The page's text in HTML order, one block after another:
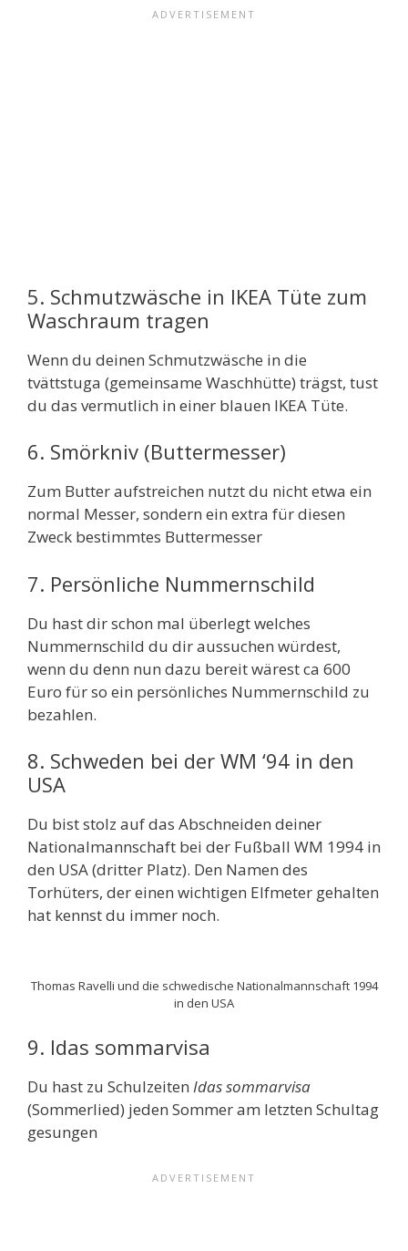
5. Schmutzwäsche in IKEA Tüte zum
Waschraum tragen
Wenn du deinen Schmutzwäsche in die
tvättstuga (gemeinsame Waschhütte) trägst, tust
du das vermutlich in einer blauen IKEA Tüte.
6. Smörkniv (Buttermesser)
Zum Butter aufstreichen nutzt du nicht etwa ein
normal Messer, sondern ein extra für diesen
Zweck bestimmtes Buttermesser
7. Persönliche Nummernschild
Du hast dir schon mal überlegt welches
Nummernschild du dir aussuchen würdest,
wenn du denn nun dazu bereit wärest ca 600
Euro für so ein persönliches Nummernschild zu
bezahlen.
8. Schweden bei der WM ‘94 in den
USA
Du bist stolz auf das Abschneiden deiner
Nationalmannschaft bei der Fußball WM 1994 in
den USA (dritter Platz). Den Namen des
Torhüters, der einen wichtigen Elfmeter gehalten
hat kennst du immer noch.
Thomas Ravelli und die schwedische Nationalmannschaft 1994
in den USA
9. Idas sommarvisa
Du hast zu Schulzeiten Idas sommarvisa
(Sommerlied) jeden Sommer am letzten Schultag
gesungen